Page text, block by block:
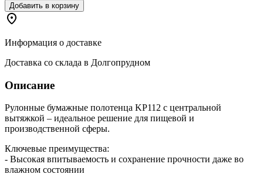
Добавить в корзину
Информация о доставке
Доставка со склада в Долгопрудном
Описание
Рулонные бумажные полотенца KP112 с центральной
вытяжкой – идеальное решение для пищевой и
производственной сферы.
Ключевые преимущества:
- Высокая впитываемость и сохранение прочности даже во
влажном состоянии